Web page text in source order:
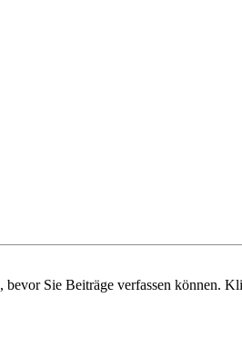
, bevor Sie Beiträge verfassen können.